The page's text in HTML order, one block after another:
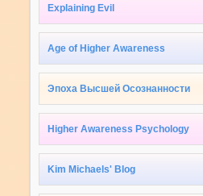
Explaining Evil
Age of Higher Awareness
Эпоха Высшей Осознанности
Higher Awareness Psychology
Kim Michaels' Blog